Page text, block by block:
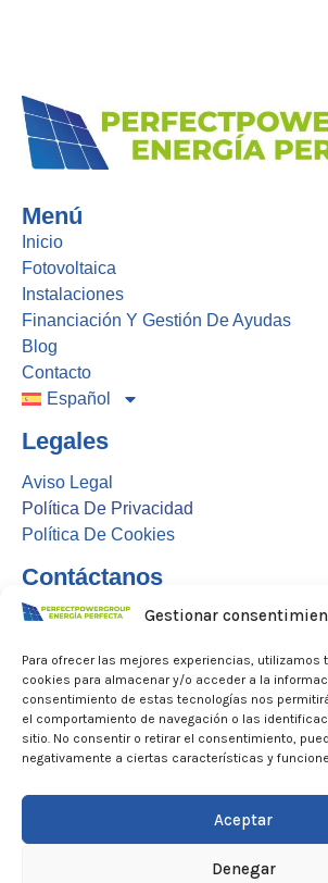
Gestionar
Para ofrecer las mejores experiencias, utilizamos
cookies para almacenar y/o acceder a la
consentimiento de estas tecnologías nos
el comportamiento de navegación o las
sitio. No consentir o retirar el consentimiento,
negativamente a ciertas características y
Aceptar
Denegar
Menú
Inicio
Fotovoltaica
Instalaciones
Financiación Y Gestión De Ayudas
Blog
Contacto
Español
Legales
Aviso Legal
Política De Privacidad
Política De Cookies
Contáctanos
info@energiaperfecta.com
AVENIDA VALDEMARIN 126 - 1 B,